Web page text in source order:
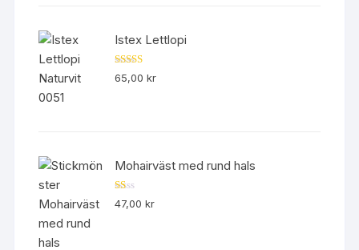
Istex Lettlopi
Betygsatt
4.50av 5
65,00kr
Mohairväst med rund hals
B
et
47,00kr